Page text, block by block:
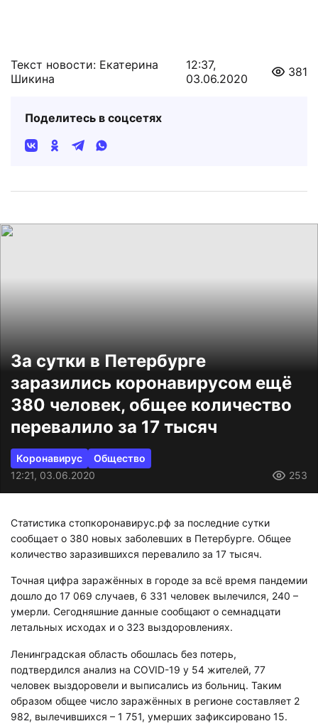
Текст новости: Екатерина
Шикина
12:37,
03.06.2020
381
Поделитесь в соцсетях
За сутки в Петербурге
заразились коронавирусом ещё
380 человек, общее количество
перевалило за 17 тысяч
Коронавирус
Общество
12:21, 03.06.2020
253
Статистика стопкоронавирус.рф за последние сутки
сообщает о 380 новых заболевших в Петербурге. Общее
количество заразившихся перевалило за 17 тысяч.
Точная цифра заражённых в городе за всё время пандемии
дошло до 17 069 случаев, 6 331 человек вылечился, 240 –
умерли. Сегодняшние данные сообщают о семнадцати
летальных исходах и о 323 выздоровлениях.
Ленинградская область обошлась без потерь,
подтвердился анализ на COVID-19 у 54 жителей, 77
человек выздоровели и выписались из больниц. Таким
образом общее число заражённых в регионе составляет 2
982, вылечившихся – 1 751, умерших зафиксировано 15.